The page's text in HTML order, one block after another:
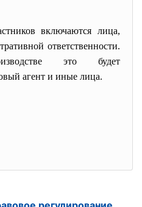
включаются лица,
ответственности.
это будет
агент и иные лица.